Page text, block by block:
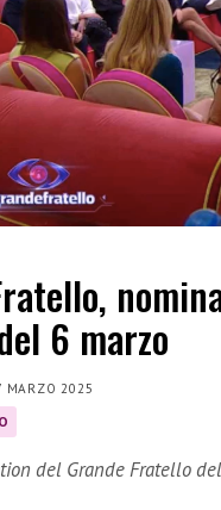
6 marzo
MARZO 2025
del Grande Fratello